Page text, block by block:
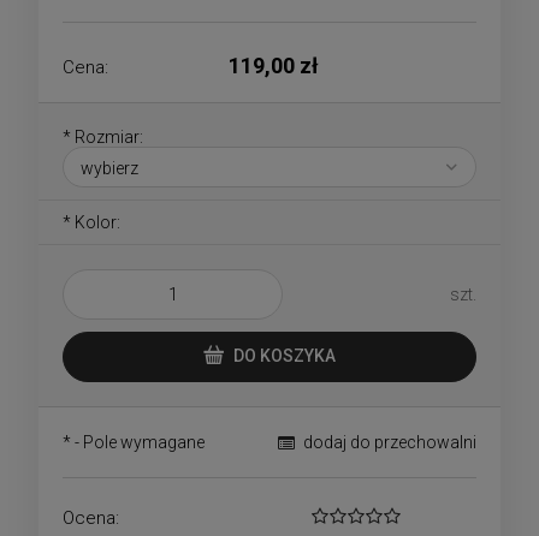
Cena: 119,00 zł
* Rozmiar:
* Kolor:
szt.
DO KOSZYKA
dodaj do przechowalni
* - Pole wymagane
Ocena: